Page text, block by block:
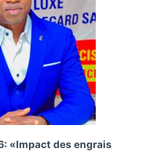
«Impact des engrais